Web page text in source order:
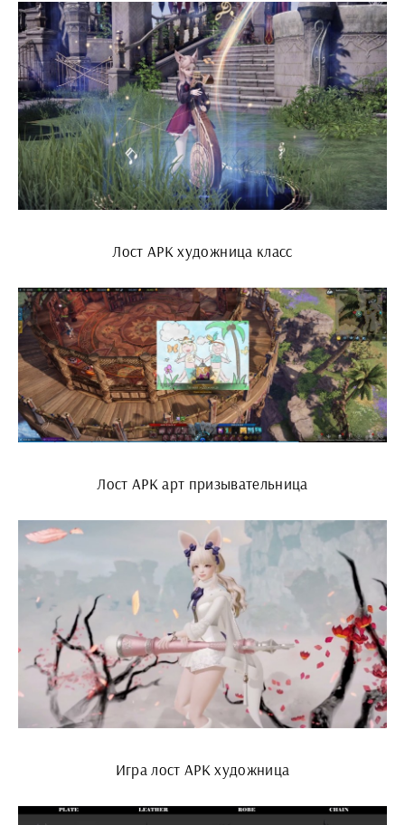
Лост АРК художница класс
Лост АРК арт призывательница
Игра лост АРК художница